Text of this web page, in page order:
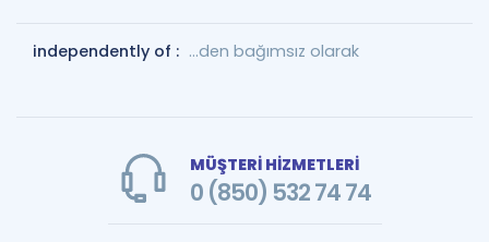
independently of : ...den bağımsız olarak
MÜŞTERİ HİZMETLERİ
0 (850) 532 74 74